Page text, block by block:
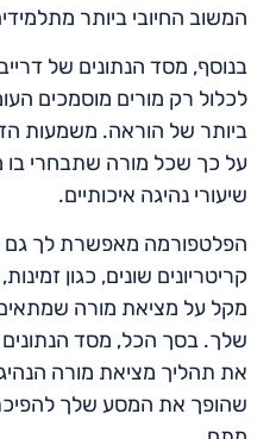
המשוב החיובי ביותר
בנוסף, מסד הנתונים של
לכלול רק מורים מוסמכים
ביותר של הוראה. משמעות
על כך שכל מורה שתבחרי בו
שיעורי נהיגה איכותיים.
הפלטפורמה מאפשרת לך גם
קריטריונים שונים, כגון
מקל על מציאת מורה שמתאים
שלך. בסך הכל, מסד
את תהליך מציאת מורה
שהופך את המסע שלך להפיכת